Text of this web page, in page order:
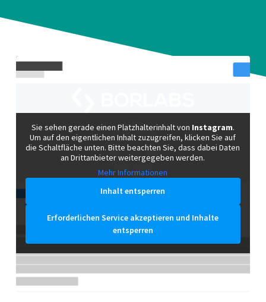
Sie sehen gerade einen Platzhalterinhalt von Instagram.
Um auf den eigentlichen Inhalt zuzugreifen, klicken Sie auf
die Schaltfläche unten. Bitte beachten Sie, dass dabei Daten
an Drittanbieter weitergegeben werden.
Mehr Informationen
Inhalt entsperren
Erforderlichen Service akzeptieren und Inhalte
entsperren